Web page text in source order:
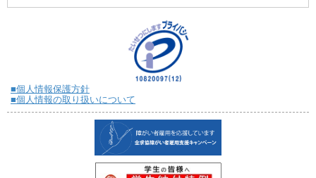
■個人情報保護方針
■個人情報の取り扱いについて